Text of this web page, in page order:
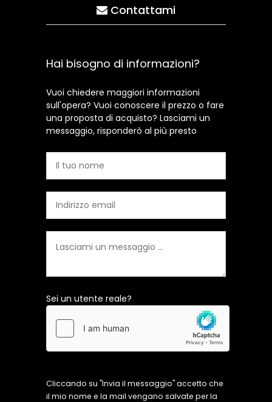
Contattami
Hai bisogno di informazioni?
Vuoi chiedere maggiori informazioni
sull'opera? Vuoi conoscere il prezzo o fare
una proposta di acquisto? Lasciami un
messaggio, risponderò al più presto
Sei un utente reale?
Cliccando su "Invia il messaggio" accetto che
il mio nome e la mail vengano salvate per la